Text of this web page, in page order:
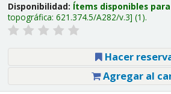
Disponibilidad: Ítems disponibles
topográfica: 621.374.5/A282/v.3 (1).
Hacer
Agregar al